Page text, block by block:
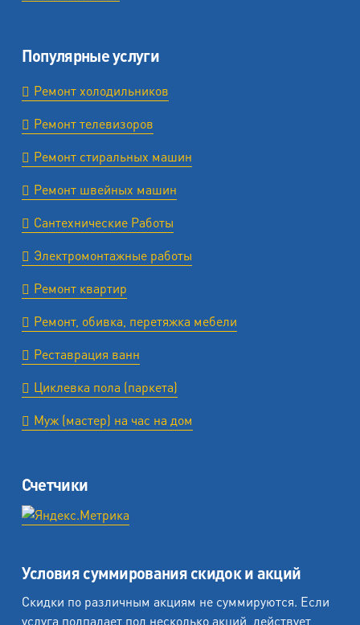
Популярные услуги
Ремонт холодильников
Ремонт телевизоров
Ремонт стиральных машин
Ремонт швейных машин
Сантехнические Работы
Электромонтажные работы
Ремонт квартир
Ремонт, обивка, перетяжка мебели
Реставрация ванн
Циклевка пола (паркета)
Муж (мастер) на час на дом
Счетчики
Условия суммирования скидок и акций
Скидки по различным акциям не суммируются. Если
услуга подпадает под несколько акций, действует